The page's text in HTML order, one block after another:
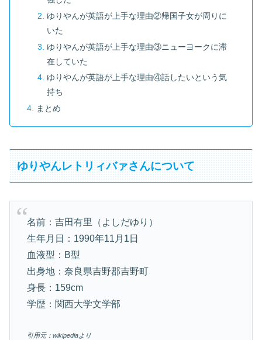
ゆりやんが英語が上手な理由②帰国子女が周りに
いた
ゆりやんが英語が上手な理由③ニューヨークに滞
在していた
ゆりやんが英語が上手な理由④話したいという気
持ち
まとめ
ゆりやんレトリィバァさんについて
名前：吉田有里（よしだゆり）
生年月日：1990年11月1日
血液型：B型
出身地：奈良県吉野郡吉野町
身長：159cm
学歴：関西大学文学部
引用元：wikipediaより